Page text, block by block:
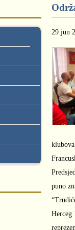
29 jun
puno